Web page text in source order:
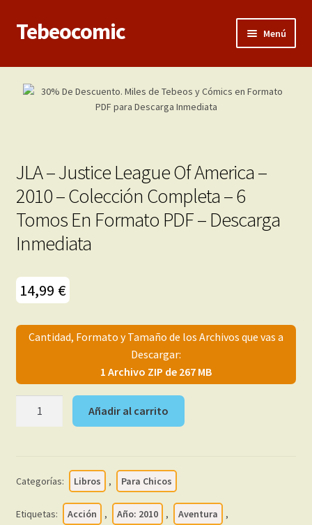
Ir
Ir
al
Tebeocomic Menú
Inicio
Adultos
Porno 3D
Inéditas
Demos
hijo
Mi cuenta
JLA – Justice League Of America –
2010 – Colección Completa – 6
Tomos En Formato PDF – Descarga
Inmediata
14,99 €
Cantidad, Formato y Tamaño de los Archivos que vas a
Descargar:
1 Archivo ZIP de 267 MB
America
-
Añadir al carrito
Categorías: Libros , Para Chicos
Etiquetas: Acción , Año: 2010 , Aventura ,